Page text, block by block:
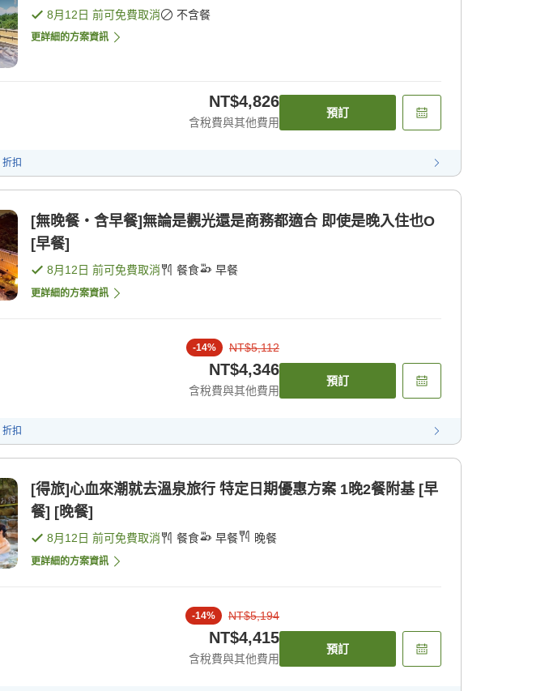
8月12日 前可免費取消 不含餐
更詳細的方案資訊
NT$4,826
含稅費與其他費用
預訂
折扣
[無晚餐・含早餐]無論是觀光還是商務都適合 即使是晚入住也O
[早餐]
8月12日 前可免費取消 餐食 早餐
更詳細的方案資訊
-14% NT$5,112
NT$4,346
含稅費與其他費用
預訂
折扣
[得旅]心血來潮就去溫泉旅行 特定日期優惠方案 1晚2餐附基 [早
餐] [晚餐]
8月12日 前可免費取消 餐食 早餐 晚餐
更詳細的方案資訊
-14% NT$5,194
NT$4,415
含稅費與其他費用
預訂